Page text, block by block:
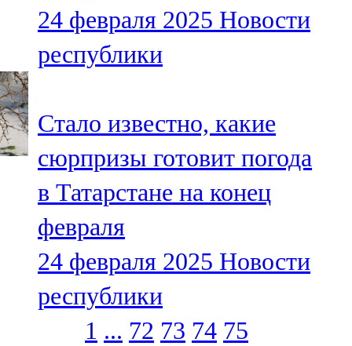
24 февраля 2025 Новости
республики
Стало известно, какие
сюрпризы готовит погода
в Татарстане на конец
февраля
24 февраля 2025 Новости
республики
1 ... 72 73 74 75